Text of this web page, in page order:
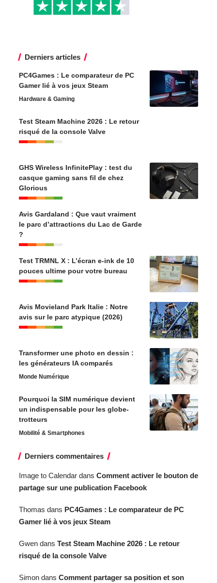
Derniers articles
PC4Games : Le comparateur de PC
Gamer lié à vos jeux Steam
Hardware & Gaming
Test Steam Machine 2026 : Le retour
risqué de la console Valve
GHS Wireless InfinitePlay : test du
casque gaming sans fil de chez
Glorious
Avis Gardaland : Que vaut vraiment
le parc d’attractions du Lac de Garde
?
Test TRMNL X : L’écran e-ink de 10
pouces ultime pour votre bureau
Avis Movieland Park Italie : Notre
avis sur le parc atypique (2026)
Transformer une photo en dessin :
les générateurs IA comparés
Monde Numérique
Pourquoi la SIM numérique devient
un indispensable pour les globe-
trotteurs
Mobilité & Smartphones
Derniers commentaires
Image to Calendar dans Comment activer le bouton de
partage sur une publication Facebook
Thomas dans PC4Games : Le comparateur de PC
Gamer lié à vos jeux Steam
Gwen dans Test Steam Machine 2026 : Le retour
risqué de la console Valve
Simon dans Comment partager sa position et son